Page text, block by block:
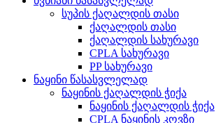
სუპის ქაღალდის თასი
ქაღალდის თასი
ქაღალდის სახურავი
CPLA სახურავი
PP სახურავი
ნაყინი წასასვლელად
ნაყინის ქაღალდის ჭიქა
ნაყინის ქაღალდის ჭიქა
CPLA ნაყინის კოვზი